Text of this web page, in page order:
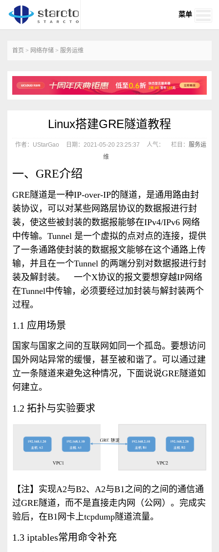
菜单
首页 > 网络存储 > 服务运维
Linux搭建GRE隧道教程
作者：UStarGao 日期：2021-05-20 23:25:37 人气： 栏目： 服务运
维
一、GRE介绍
GRE隧道是一种IP-over-IP的隧道，是通用路由封
装协议，可以对某些网路层协议的数据报进行封
装，使这些被封装的数据报能够在IPv4/IPv6 网络
中传输。Tunnel 是一个虚拟的点对点的连接，提供
了一条通路使封装的数据报文能够在这个通路上传
输，并且在一个Tunnel 的两端分别对数据报进行封
装及解封装。 一个X协议的报文要想穿越IP网络
在Tunnel中传输，必须要经过加封装与解封装两个
过程。
1.1 应用场景
国家与国家之间的互联网如同一个孤岛。要想访问
国外网站异常的缓慢，甚至被和谐了。可以通过建
立一条隧道来避免这种情况，下面说说GRE 隧道如
何建立。
1.2 拓扑与实验要求
【注】实现A2与B2、A2与B1之间的之间的通信通
过GRE隧道，而不是直接走内网（公网）。完成实
验后，在B1网卡上tcpdump隧道流量。
1.3 iptables常用命令补充